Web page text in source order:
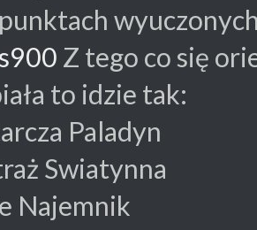
Z tego co się
to idzie tak:
Paladyn
Swiatynna
Najemnik